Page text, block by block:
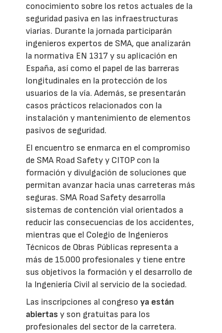
conocimiento sobre los retos actuales de la
seguridad pasiva en las infraestructuras
viarias. Durante la jornada participarán
ingenieros expertos de SMA, que analizarán
la normativa EN 1317 y su aplicación en
España, así como el papel de las barreras
longitudinales en la protección de los
usuarios de la vía. Además, se presentarán
casos prácticos relacionados con la
instalación y mantenimiento de elementos
pasivos de seguridad.
El encuentro se enmarca en el compromiso
de SMA Road Safety y CITOP con la
formación y divulgación de soluciones que
permitan avanzar hacia unas carreteras más
seguras. SMA Road Safety desarrolla
sistemas de contención vial orientados a
reducir las consecuencias de los accidentes,
mientras que el Colegio de Ingenieros
Técnicos de Obras Públicas representa a
más de 15.000 profesionales y tiene entre
sus objetivos la formación y el desarrollo de
la Ingeniería Civil al servicio de la sociedad.
Las inscripciones al congresoya están
abiertas y son gratuitas para los
profesionales del sector de la carretera.